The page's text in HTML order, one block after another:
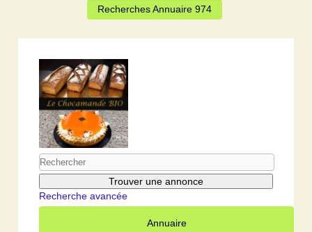
Recherches Annuaire 974
Recherche avancée
Annuaire